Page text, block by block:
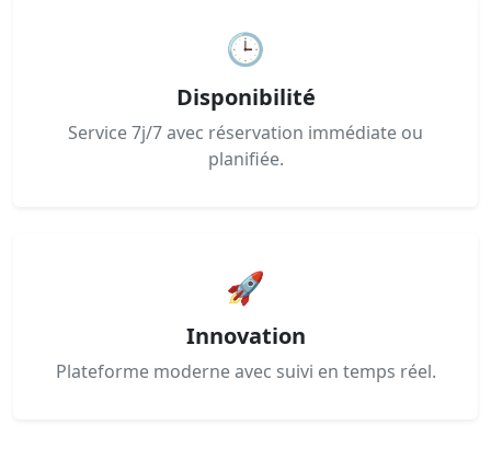
🕒
Disponibilité
Service 7j/7 avec réservation immédiate ou
planifiée.
🚀
Innovation
Plateforme moderne avec suivi en temps réel.